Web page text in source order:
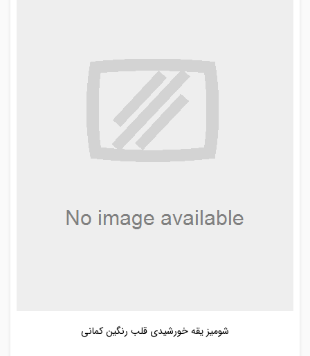
شومیز یقه خورشیدی قلب رنگین کمانی